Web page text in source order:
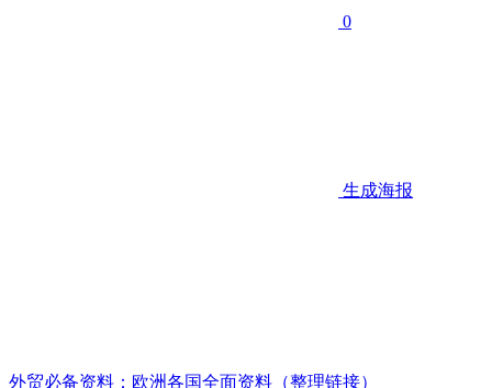
0
生成海报
外贸必备资料：欧洲各国全面资料（整理链接）